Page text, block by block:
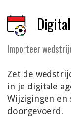
Importeer
Zet de
in je digitale
Wijzigingen en
doorgevoerd.